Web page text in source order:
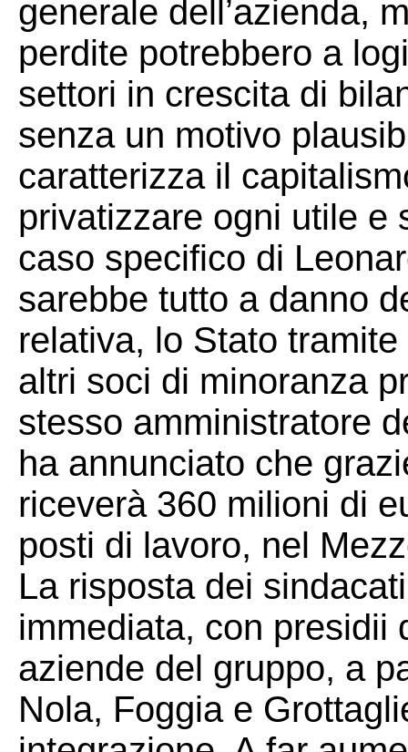
generale dell’azienda,
perdite potrebbero a
settori in crescita di
senza un motivo
caratterizza il
privatizzare ogni utile e
caso specifico di
sarebbe tutto a danno
relativa, lo Stato
altri soci di minoranza
stesso amministratore
ha annunciato che
riceverà 360 milioni di
posti di lavoro, nel
La risposta dei
immediata, con presidii
aziende del gruppo, a
Nola, Foggia e